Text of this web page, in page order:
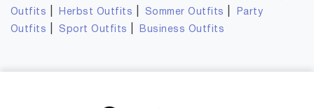
Outfits
Herbst Outfits Sommer Outfits
Party
Outfits
Sport Outfits Business Outfits